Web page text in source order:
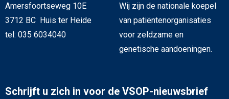
Amersfoortseweg 10E
3712 BC Huis ter Heide
tel: 035 6034040
Wij zijn de nationale koepel
van patiëntenorganisaties
voor zeldzame en
genetische aandoeningen.
Schrijft u zich in voor de VSOP-nieuwsbrief